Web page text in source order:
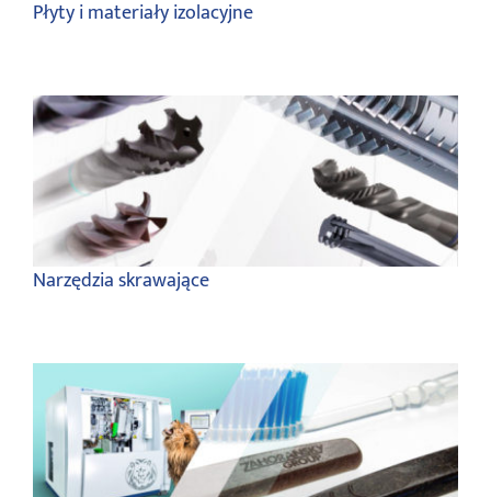
Płyty i materiały izolacyjne
Narzędzia skrawające